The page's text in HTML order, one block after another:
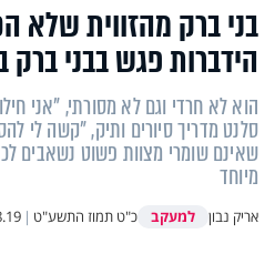
בני ברק מהזווית שלא
הידברות פגש בבני
הוא לא חרדי וגם לא מסורתי, "אני
סלנט מדריך סיורים ותיק, "קשה לי
שאינם שומרי מצוות פשוט נשאבים
מיוחד
אריק נבון למעקב כ"ט תמוז התשע"ט |